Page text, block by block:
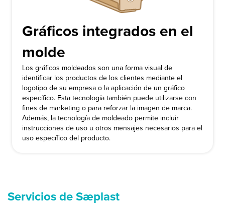
Gráficos integrados en el
molde
Los gráficos moldeados son una forma visual de
identificar los productos de los clientes mediante el
logotipo de su empresa o la aplicación de un gráfico
específico. Esta tecnología también puede utilizarse con
fines de marketing o para reforzar la imagen de marca.
Además, la tecnología de moldeado permite incluir
instrucciones de uso u otros mensajes necesarios para el
uso específico del producto.
Servicios de Sæplast